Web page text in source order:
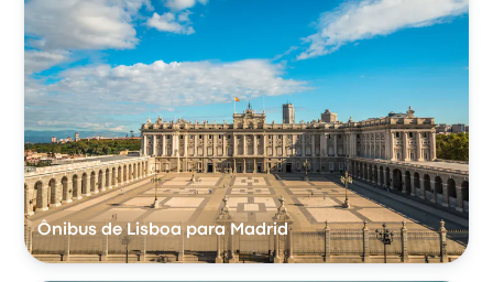
Ônibus de Lisboa para Madrid